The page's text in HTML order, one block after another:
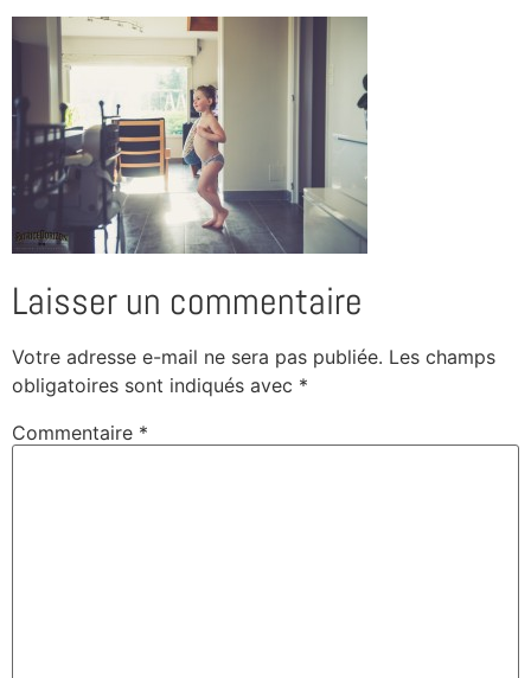
Laisser un commentaire
Votre adresse e-mail ne sera pas publiée. Les champs
obligatoires sont indiqués avec *
Commentaire *